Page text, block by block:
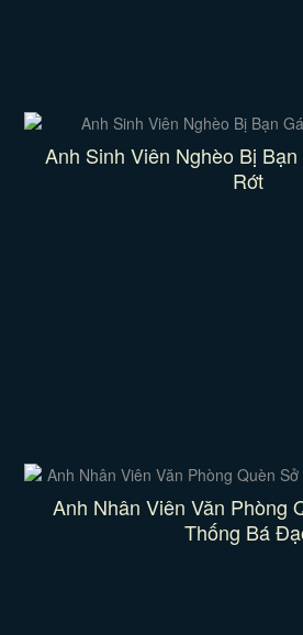
Anh Sinh Viên Nghèo Bị
Rớt
Anh Nhân Viên Văn Phòng
Thống Bá